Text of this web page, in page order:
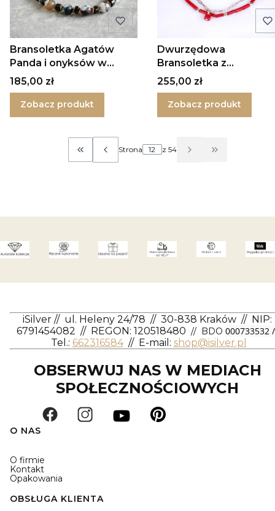
Bransoletka Agatów
Panda i onyksów w
srebrze
Cena
185,00 zł
Zobacz produkt
Dwurzędowa
Bransoletka z
czerwonym Koralem w
srebrze
Cena
255,00 zł
Zobacz produkt
Wróć do pierwszej strony z produktami
Strona z 54 Przejdź do
iSilver // ul. Heleny 24/78 // 30-838 Kraków // NIP:
6791454082 // REGON: 120518480 // BDO 000733532
Tel.: 662316584 // E-mail: shop@isilver.pl
OBSERWUJ NAS W MEDIACH
SPOŁECZNOŚCIOWYCH
O NAS
O firmie
Kontakt
Opakowania
OBSŁUGA KLIENTA